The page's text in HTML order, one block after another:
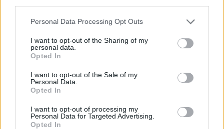
Personal Data Processing Opt Outs
I want to opt-out of the Sharing of my
personal data.
Opted In
I want to opt-out of the Sale of my
Personal Data.
Opted In
I want to opt-out of processing my
Personal Data for Targeted Advertising.
Opted In
Accedioregistratiper commentare questo
L'email è richiesta ma non verrà mostrata ai visitatori. Il contenuto di questo
commento esprime il pensiero dell'autore e non rappresenta la linea editoriale
di VareseNews.it, che rimane autonoma e indipendente. I messaggi inclusi nei
possono essere automaticamente pubblicati senza filtro preventivo. I commenti
che includano uno o più link a siti esterni verranno rimossi in automatico dal